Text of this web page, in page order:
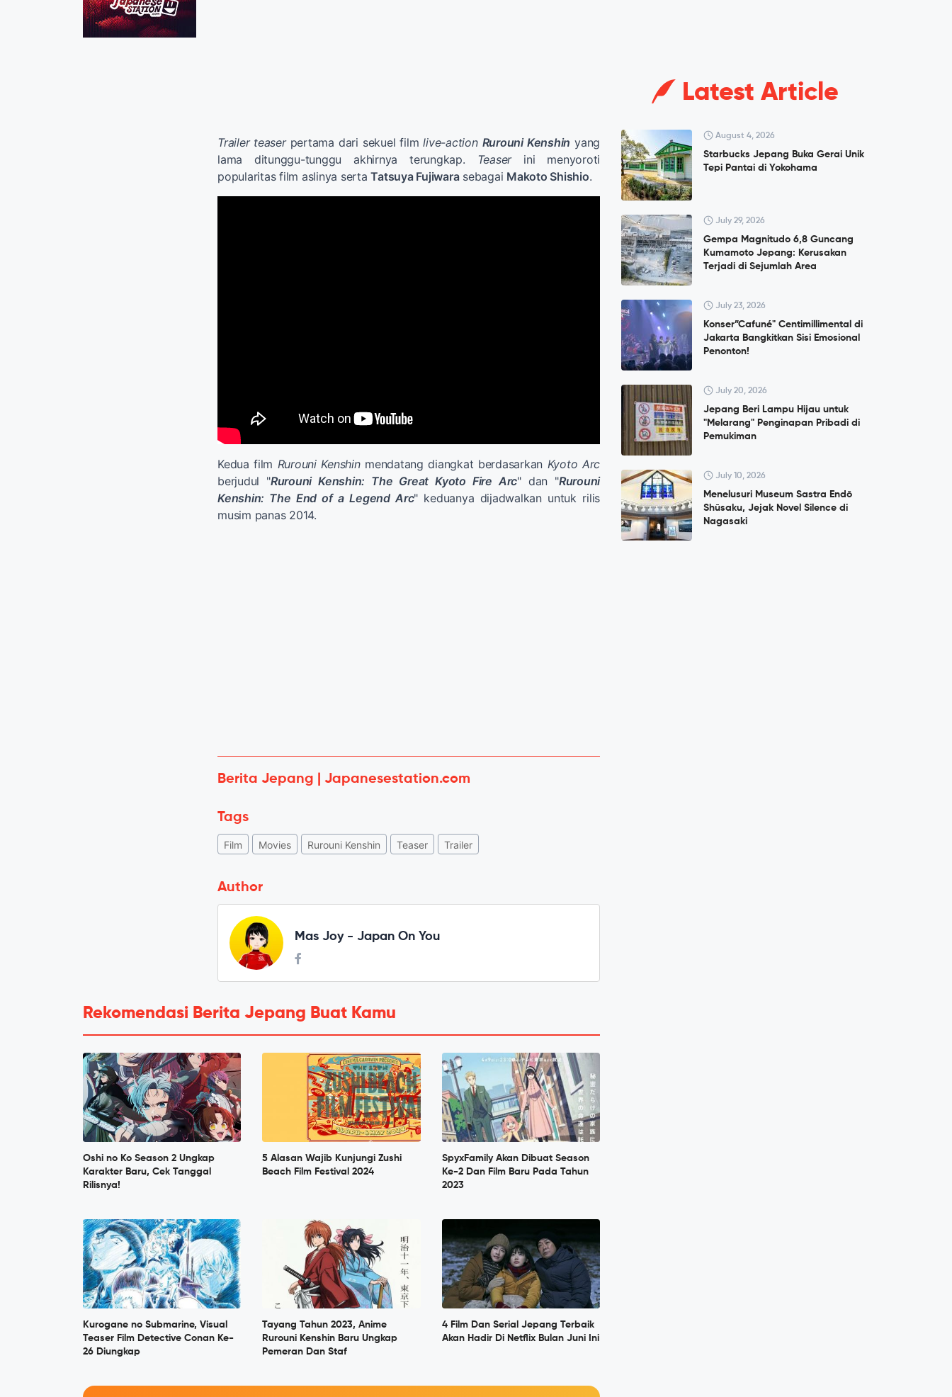
Trailer teaserpertama dari sekuel filmlive-action Rurouni Kenshin yang
lama ditunggu-tunggu akhirnya terungkap.
Teaserini menyoroti
popularitas film aslinya sertaTatsuya Fujiwarasebagai Makoto Shishio.
Kedua film Rurouni Kenshinmendatang diangkat berdasarkan Kyoto Arc
berjudul "Rurouni Kenshin: The Great Kyoto Fire Arc" dan "Rurouni
Kenshin: The End of a Legend Arc" keduanya dijadwalkan untuk rilis
musim panas 2014.
Berita Jepang | Japanesestation.com
Tags
Film Movies Rurouni Kenshin Teaser Trailer
Author
Mas Joy - Japan On You
Rekomendasi Berita Jepang Buat Kamu
Oshi no Ko Season 2 Ungkap
Karakter Baru, Cek Tanggal
Rilisnya!
5 Alasan Wajib Kunjungi Zushi
Beach Film Festival 2024
SpyxFamily Akan Dibuat Season
Ke-2 Dan Film Baru Pada Tahun
2023
Kurogane no Submarine, Visual
Teaser Film Detective Conan Ke-
26 Diungkap
Tayang Tahun 2023, Anime
Rurouni Kenshin Baru Ungkap
Pemeran Dan Staf
4 Film Dan Serial Jepang Terbaik
Akan Hadir Di Netflix Bulan Juni Ini
Latest Article
August 4, 2026
Starbucks Jepang Buka Gerai Unik
Tepi Pantai di Yokohama
July 29, 2026
Gempa Magnitudo 6,8 Guncang
Kumamoto Jepang: Kerusakan
Terjadi di Sejumlah Area
July 23, 2026
Konser”Cafuné" Centimillimental di
Jakarta Bangkitkan Sisi Emosional
Penonton!
July 20, 2026
Jepang Beri Lampu Hijau untuk
"Melarang" Penginapan Pribadi di
Pemukiman
July 10, 2026
Menelusuri Museum Sastra Endō
Shūsaku, Jejak Novel Silence di
Nagasaki